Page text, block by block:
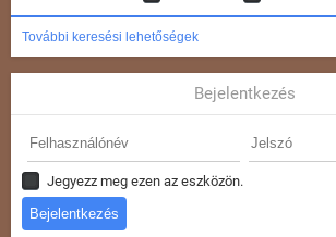
További keresési lehetőségek
Bejelentkezés
Jegyezz meg ezen az eszközön.